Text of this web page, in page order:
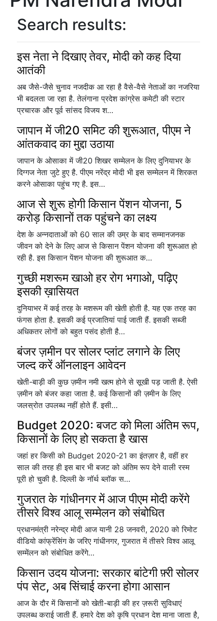
Search results:
इस नेता ने दिखाए तेवर, मोदी को कह दिया
आतंकी
अब जैसे-जैसे चुनाव नजदीक आ रहा है वैसे-वैसे नेताओं का नजरिया
भी बदलता जा रहा है. तेलंगाना प्रदेश कांग्रेस कमेटी की स्टार
प्रचारक और पूर्व सांसद विजय श…
जापान में जी20 समिट की शुरूआत, पीएम ने
आंतकवाद का मुद्दा उठाया
जापान के ओसाका में जी20 शिखर सम्मेलन के लिए दुनियाभर के
दिग्गज नेता जुटे हुए है. पीएम नरेंद्र मोदी भी इस सम्मेलन में शिरकत
करने ओसाका पहुंच गए है. इस…
आज से शुरू होगी किसान पेंशन योजना, 5
करोड़ किसानों तक पहुंचने का लक्ष्य
देश के अन्नदाताओं को 60 साल की उम्र के बाद सम्मानजनक
जीवन को देने के लिए आज से किसान पेंशन योजना की शुरूआत हो
रही है. इस किसान पेंशन योजना की शुरूआत क…
गुच्छी मशरूम खाओ हर रोग भगाओ, पढ़िए
इसकी ख़ासियत
दुनियाभर में कई तरह के मशरूम की खेती होती है. यह एक तरह का
फंगस होता है. इसकी कई प्रजातियां पाई जाती हैं. इसकी सब्जी
अधिकतर लोगों को बहुत पसंद होती है…
बंजर ज़मीन पर सोलर प्लांट लगाने के लिए
जल्द करें ऑनलाइन आवेदन
खेती-बाड़ी की कुछ ज़मीन नमी खत्म होने से सूखी पड़ जाती है. ऐसी
ज़मीन को बंजर कहा जाता है. कई किसानों की ज़मीन के लिए
जलस्रोत उपलब्ध नहीं होते हैं. इसी…
Budget 2020: बजट को मिला अंतिम रूप,
किसानों के लिए हो सकता है खास
जहां हर किसी को Budget 2020-21 का इंतज़ार है, वहीं हर
साल की तरह ही इस बार भी बजट को अंतिम रूप देने वाली रस्म
पूरी हो चुकी है. दिल्ली के नॉर्थ ब्लॉक स…
गुजरात के गांधीनगर में आज पीएम मोदी करेंगे
तीसरे विश्व आलू सम्मेलन को संबोधित
प्रधानमंत्री नरेन्द्र मोदी आज यानी 28 जनवरी, 2020 को रिमोट
वीडियो कांफ्रेंसिंग के जरिए गांधीनगर, गुजरात में तीसरे विश्व आलू
सम्मेंलन को संबोधित करेंगे…
किसान उदय योजना: सरकार बांटेगी फ़्री सोलर
पंप सेट, अब सिंचाई करना होगा आसान
आज के दौर में किसानों को खेती-बाड़ी की हर ज़रूरी सुविधाएं
उपलब्ध कराई जाती हैं. हमारे देश को कृषि प्रधान देश माना जाता है,